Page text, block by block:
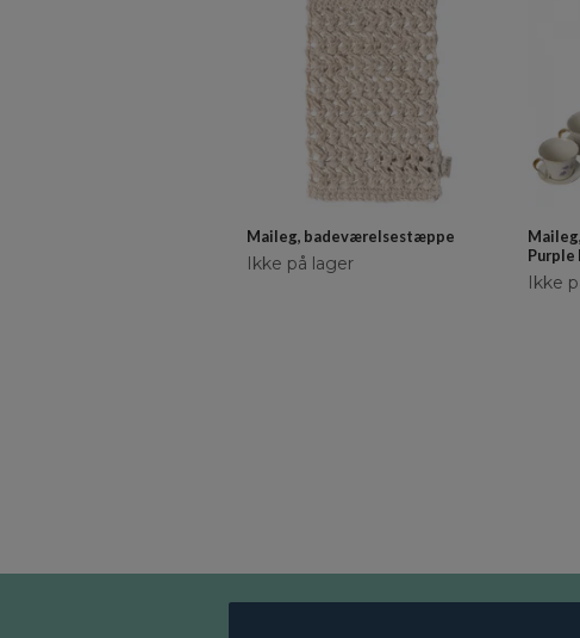
Maileg, badeværelsestæppe
Ikke på lager
Purple
Ikke